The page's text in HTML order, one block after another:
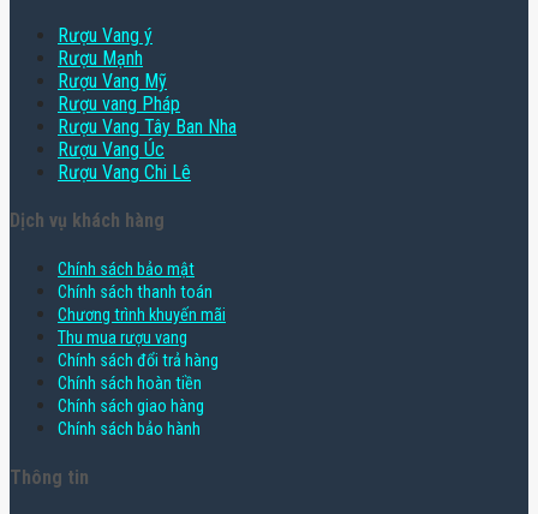
Rượu Vang ý
Rượu Mạnh
Rượu Vang Mỹ
Rượu vang Pháp
Rượu Vang Tây Ban Nha
Rượu Vang Úc
Rượu Vang Chi Lê
Dịch vụ khách hàng
Chính sách bảo mật
Chính sách thanh toán
Chương trình khuyến mãi
Thu mua rượu vang
Chính sách đổi trả hàng
Chính sách hoàn tiền
Chính sách giao hàng
Chính sách bảo hành
Thông tin